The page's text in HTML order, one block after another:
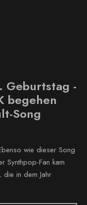
Geburtstag -
begehen
Song
wie dieser Song
Synthpop-Fan kam
in dem Jahr